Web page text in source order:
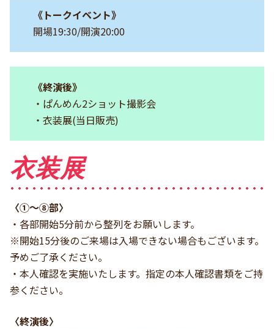
《トークイベント》
開場19:30/開演20:00
《終演後》
・ぱんめん2ショット撮影会
・衣装展(当日販売)
衣装展
〈①〜⑧部〉
・各部開始5分前から整列をお願いします。
※開始15分後のご来場は入場できない場合もございます。
予めご了承ください。
・本人確認を実施いたします。指定の本人確認書類をご持
参ください。
〈終演後〉